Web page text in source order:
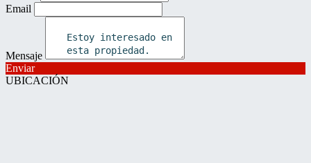
Email
Mensaje
Enviar
UBICACIÓN